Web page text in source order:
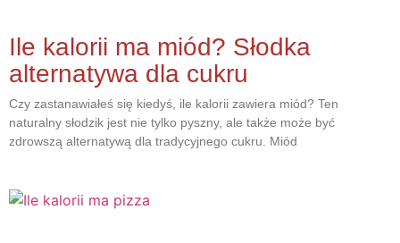
Ile kalorii ma miód? Słodka
alternatywa dla cukru
Czy zastanawiałeś się kiedyś, ile kalorii zawiera miód? Ten
naturalny słodzik jest nie tylko pyszny, ale także może być
zdrowszą alternatywą dla tradycyjnego cukru. Miód